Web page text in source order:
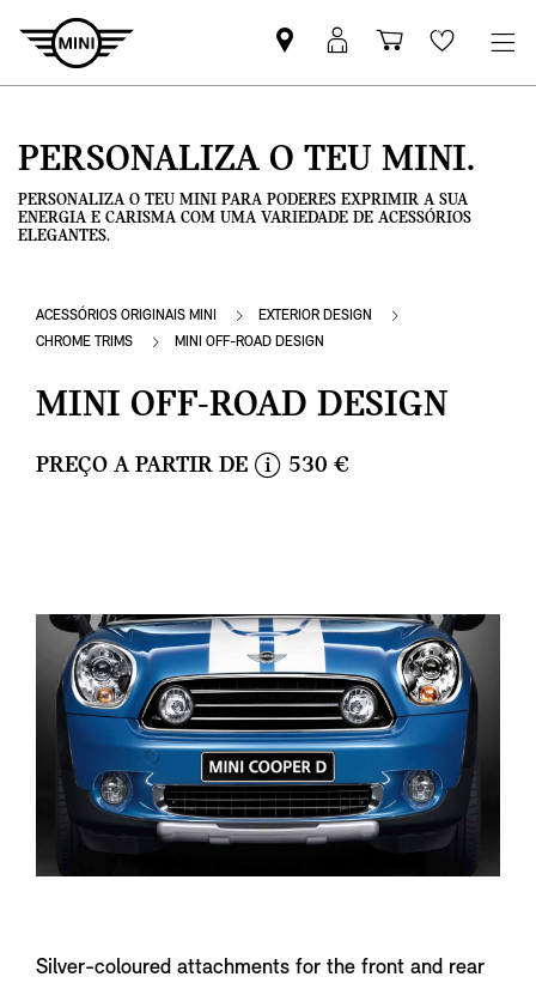
Pesquisar
parceiro
Iniciar
sessão
Carrinho
de
Wishlist
PERSONALIZA O TEU MINI.
PERSONALIZA O TEU MINI PARA PODERES EXPRIMIR A SUA
ENERGIA E CARISMA COM UMA VARIEDADE DE ACESSÓRIOS
ELEGANTES.
ACESSÓRIOS ORIGINAIS MINI
EXTERIOR DESIGN
CHROME TRIMS
MINI OFF-ROAD DESIGN
MINI OFF-ROAD DESIGN
PREÇO A PARTIR DE 530 €
Silver-coloured attachments for the front and rear